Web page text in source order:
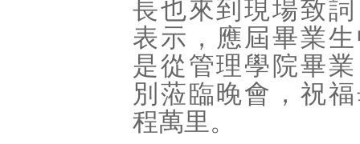
長也來到現場致
表示，應屆畢業
是從管理學院畢
別蒞臨晚會，祝
程萬里。